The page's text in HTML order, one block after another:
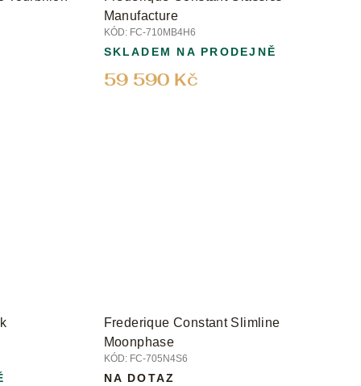
Manufacture
KÓD: FC-710MB4H6
59 590 Kč
SKLADEM NA PRODEJNĚ
Frederique Constant Slimline
Moonphase
KÓD: FC-705N4S6
NA DOTAZ